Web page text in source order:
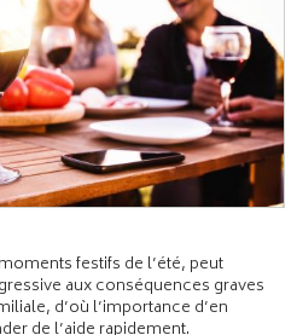
festifs de l’été, peut
aux conséquences graves
d’où l’importance d’en